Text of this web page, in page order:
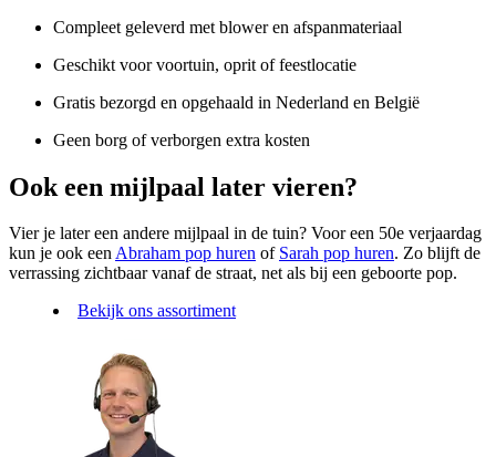
Compleet geleverd met blower en afspanmateriaal
Geschikt voor voortuin, oprit of feestlocatie
Gratis bezorgd en opgehaald in Nederland en België
Geen borg of verborgen extra kosten
Ook een mijlpaal later vieren?
Vier je later een andere mijlpaal in de tuin? Voor een 50e verjaardag
kun je ook eenAbraham pop huren of Sarah pop huren. Zo blijft de
verrassing zichtbaar vanaf de straat, net als bij een geboorte pop.
Bekijk ons assortiment